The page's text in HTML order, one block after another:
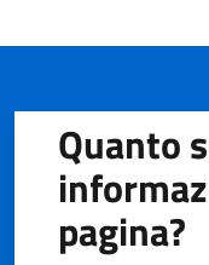
Quanto
pagina?